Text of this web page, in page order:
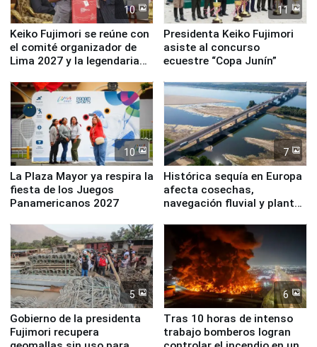
10
Keiko Fujimori se reúne con
el comité organizador de
Lima 2027 y la legendaria
11
Presidenta Keiko Fujimori
asiste al concurso
ecuestre “Copa Junín”
10
La Plaza Mayor ya respira la
fiesta de los Juegos
Panamericanos 2027
7
Histórica sequía en Europa
afecta cosechas,
navegación fluvial y plantas
5
Gobierno de la presidenta
Fujimori recupera
6
Tras 10 horas de intenso
trabajo bomberos logran